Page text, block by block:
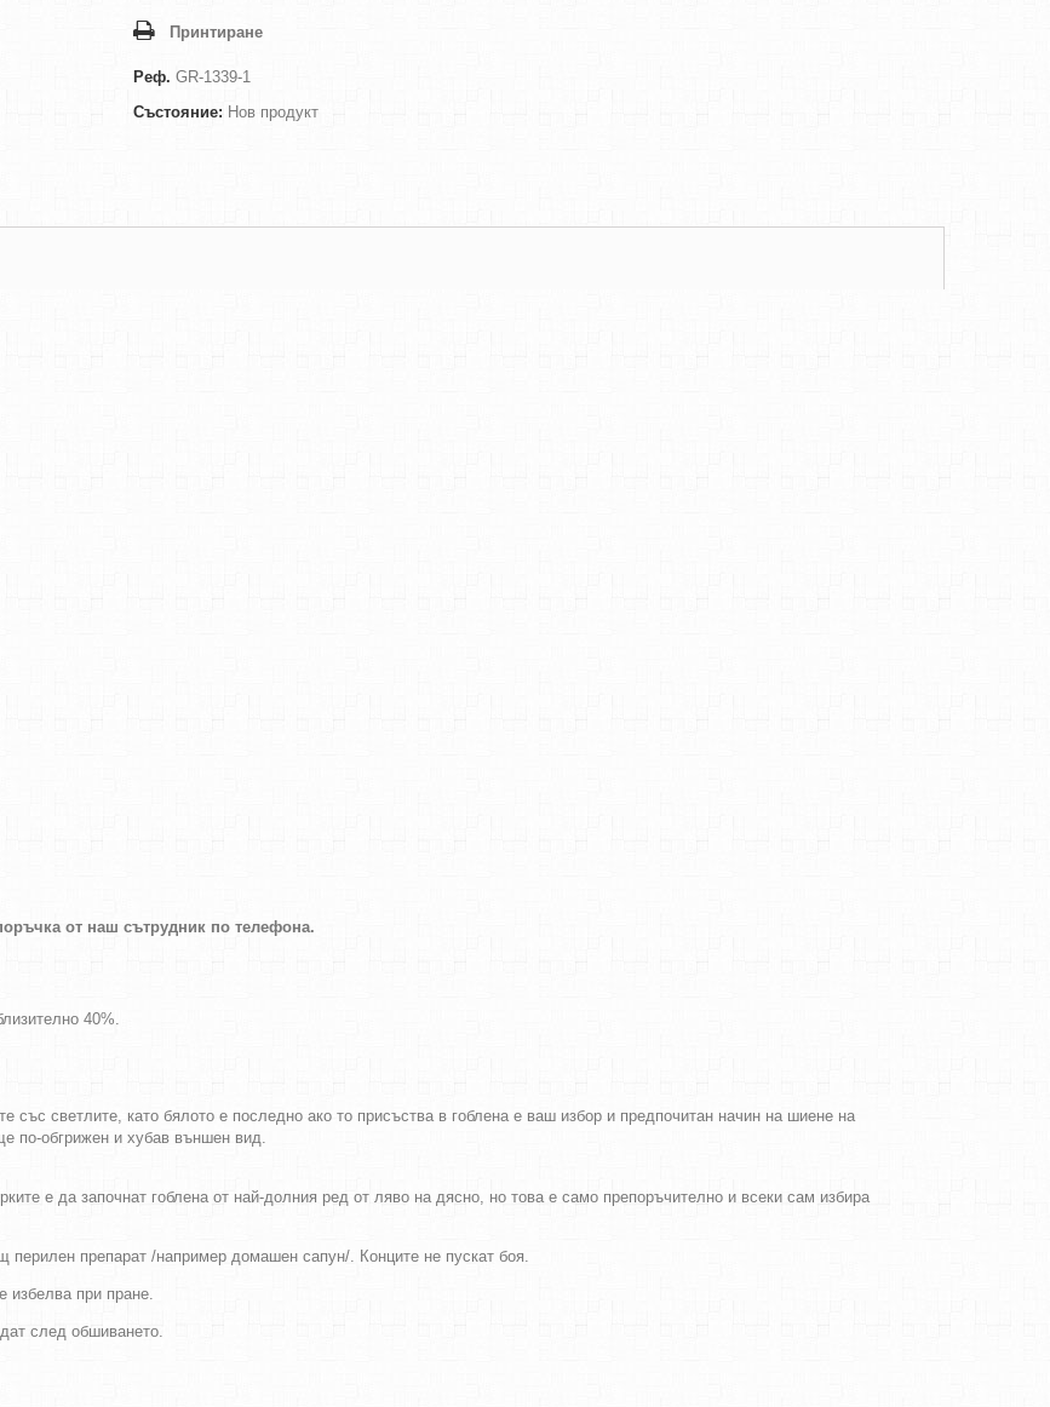
Принтиране
Реф. GR-1339-1
Състояние: Нов продукт
от наш сътрудник по телефона.
40%.
светлите, като бялото е последно ако то присъства в гоблена е ваш избор и предпочитан начин на шиене на
по-обгрижен и хубав външен вид.
е да започнат гоблена от най-долния ред от ляво на дясно, но това е само препоръчително и всеки сам избира
перилен препарат /например домашен сапун/. Конците не пускат боя.
избелва при пране.
след обшиването.